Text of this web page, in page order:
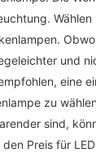
Wählen
und
eine
zu
sind,
Preis für